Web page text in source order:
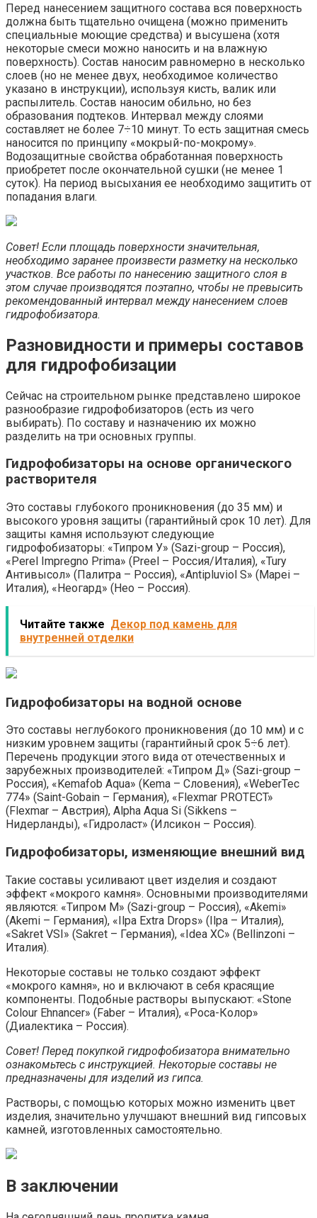
Перед нанесением защитного состава вся поверхность
должна быть тщательно очищена (можно применить
специальные моющие средства) и высушена (хотя
некоторые смеси можно наносить и на влажную
поверхность). Состав наносим равномерно в несколько
слоев (но не менее двух, необходимое количество
указано в инструкции), используя кисть, валик или
распылитель. Состав наносим обильно, но без
образования подтеков. Интервал между слоями
составляет не более 7÷10 минут. То есть защитная смесь
наносится по принципу «мокрый-по-мокрому».
Водозащитные свойства обработанная поверхность
приобретет после окончательной сушки (не менее 1
суток). На период высыхания ее необходимо защитить от
попадания влаги.
Совет! Если площадь поверхности значительная,
необходимо заранее произвести разметку на несколько
участков. Все работы по нанесению защитного слоя в
этом случае производятся поэтапно, чтобы не превысить
рекомендованный интервал между нанесением слоев
гидрофобизатора.
Разновидности и примеры составов
для гидрофобизации
Сейчас на строительном рынке представлено широкое
разнообразие гидрофобизаторов (есть из чего
выбирать). По составу и назначению их можно
разделить на три основных группы.
Гидрофобизаторы на основе органического
растворителя
Это составы глубокого проникновения (до 35 мм) и
высокого уровня защиты (гарантийный срок 10 лет). Для
защиты камня используют следующие
гидрофобизаторы: «Типром У» (Sazi-group – Россия),
«Perel Impregno Prima» (Preel – Россия/Италия), «Tury
Антивысол» (Палитра – Россия), «Antipluviol S» (Mapei –
Италия), «Неогард» (Нео – Россия).
Читайте также Декор под камень для
внутренней отделки
Гидрофобизаторы на водной основе
Это составы неглубокого проникновения (до 10 мм) и с
низким уровнем защиты (гарантийный срок 5÷6 лет).
Перечень продукции этого вида от отечественных и
зарубежных производителей: «Типром Д» (Sazi-group –
Россия), «Kemafob Aqua» (Kema – Словения), «WeberTec
774» (Saint-Gobain – Германия), «Flexmar PROTECT»
(Flexmar – Австрия), Alpha Aqua Si (Sikkens –
Нидерланды), «Гидроласт» (Илсикон – Россия).
Гидрофобизаторы, изменяющие внешний вид
Такие составы усиливают цвет изделия и создают
эффект «мокрого камня». Основными производителями
являются: «Типром М» (Sazi-group – Россия), «Akemi»
(Akemi – Германия), «Ilpa Extra Drops» (Ilpa – Италия),
«Sakret VSI» (Sakret – Германия), «Idea XC» (Bellinzoni –
Италия).
Некоторые составы не только создают эффект
«мокрого камня», но и включают в себя красящие
компоненты. Подобные растворы выпускают: «Stone
Colour Ehnancer» (Faber – Италия), «Роса-Колор»
(Диалектика – Россия).
Совет! Перед покупкой гидрофобизатора внимательно
ознакомьтесь с инструкцией. Некоторые составы не
предназначены для изделий из гипса.
Растворы, с помощью которых можно изменить цвет
изделия, значительно улучшают внешний вид гипсовых
камней, изготовленных самостоятельно.
В заключении